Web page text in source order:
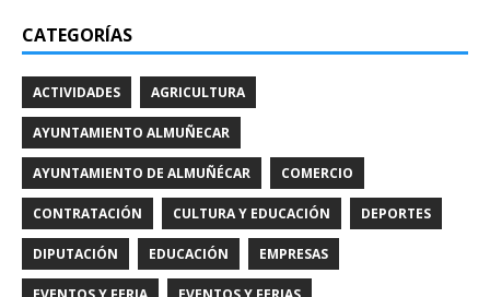
CATEGORÍAS
ACTIVIDADES AGRICULTURA
AYUNTAMIENTO ALMUÑECAR
AYUNTAMIENTO DE ALMUÑÉCAR COMERCIO
CONTRATACIÓN CULTURA Y EDUCACIÓN DEPORTES
DIPUTACIÓN EDUCACIÓN EMPRESAS